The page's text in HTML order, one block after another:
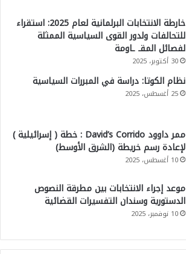
خارطة الانتخابات البرلمانية لعام 2025: استقراء
للتحالفات ولدور القوى السياسية الممثلة
لفصائل المقـ ـاومة
30 أكتوبر، 2025
نظام الكوتا: دراسة في المبررات السياسية
25 أغسطس، 2025
ممر داوود David’s Corrido : خطة ( إسرائيلية )
لإعادة رسم خريطة (الشرق الأوسط)
10 أغسطس، 2025
موعد إجراء الانتخابات بين مطرقة النصوص
الدستورية وسندان التفسيرات القضائية
10 نوفمبر، 2025